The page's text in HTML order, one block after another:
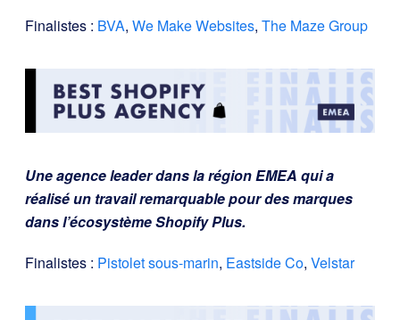
Finalistes : BVA, We Make Websites, The Maze Group
Une agence leader dans la région EMEA qui a
réalisé un travail remarquable pour des marques
dans l’écosystème Shopify Plus.
Finalistes : Pistolet sous-marin, Eastside Co, Velstar